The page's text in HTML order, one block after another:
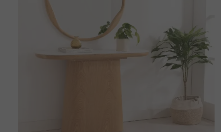
ESPEJO ORIO TRIANGULAR NEGRO (84X55)
157,00 €